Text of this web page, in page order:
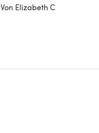
Von Elizabeth C